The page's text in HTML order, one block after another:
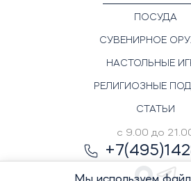
ПОСУДА
СУВЕНИРНОЕ
НАСТОЛЬНЫЕ
РЕЛИГИОЗНЫЕ
СТАТЬИ
с 9.00 до